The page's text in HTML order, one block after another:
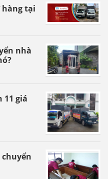
hàng tại
nhà
11 giá